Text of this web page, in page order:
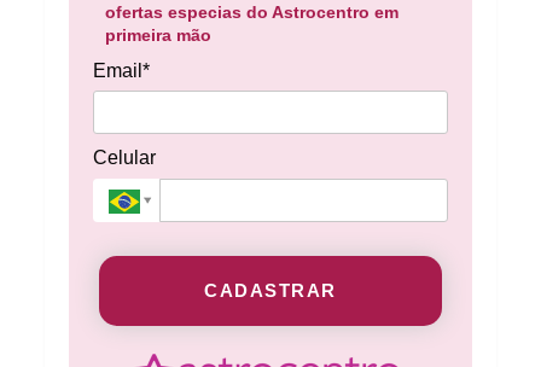
ofertas especias do Astrocentro em
primeira mão
Email*
Celular
CADASTRAR